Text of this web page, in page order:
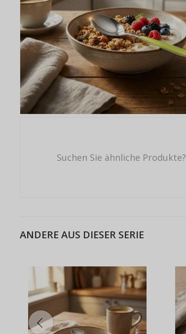
Suchen Sie ähnliche Produkte?
ANDERE AUS DIESER SERIE